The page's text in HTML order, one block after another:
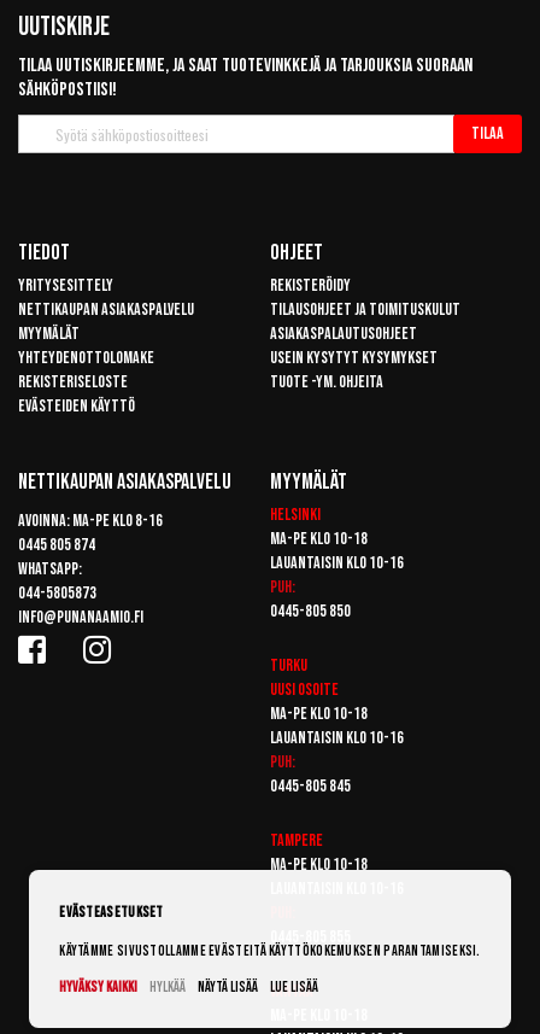
Uutiskirje
Tilaa uutiskirjeemme, ja saat tuotevinkkejä ja tarjouksia suoraan
sähköpostiisi!
uutiskirje
Tilaa
Tiedot
Yritysesittely
Nettikaupan asiakaspalvelu
Myymälät
Yhteydenottolomake
Rekisteriseloste
Evästeiden käyttö
Ohjeet
Rekisteröidy
Tilausohjeet ja toimituskulut
Asiakaspalautusohjeet
Usein kysytyt kysymykset
Tuote -ym. ohjeita
Nettikaupan Asiakaspalvelu
Avoinna: Ma-pe klo 8-16
0445 805 874
Whatsapp:
044-5805873
info@punanaamio.fi
Myymälät
Helsinki
Ma-pe klo 10-18
Lauantaisin klo 10-16
Puh:
0445-805 850
Turku
Uusi osoite
Ma-pe klo 10-18
Lauantaisin klo 10-16
Puh:
0445-805 845
Tampere
Ma-pe klo 10-18
Vantaa
Evästeasetukset
Käytämme sivustollamme evästeitä käyttökokemuksen parantamiseksi.
Hyväksy kaikki
Hylkää Näytä lisää Lue lisää